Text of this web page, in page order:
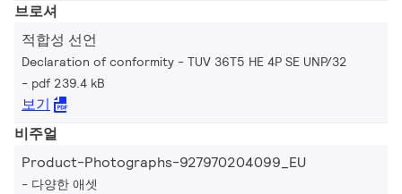
브로셔
적합성 선언
Declaration of conformity - TUV 36T5 HE 4P SE UNP/32
pdf 239.4 kB
보기
비주얼
Product-Photographs-927970204099_EU
다양한 애셋